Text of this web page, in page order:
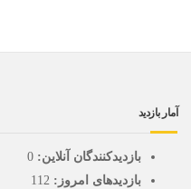
آمار بازدید
بازدیدکنندگان آنلاین: 0
بازدیدهای امروز: 112